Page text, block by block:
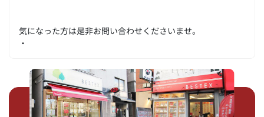
気になった方は是非お問い合わせくださいませ。
・